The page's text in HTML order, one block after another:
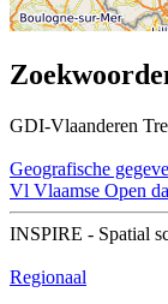
GDI-Vlaanderen
Geografische
Vl Vlaamse Open
INSPIRE - Spatial
Regionaal